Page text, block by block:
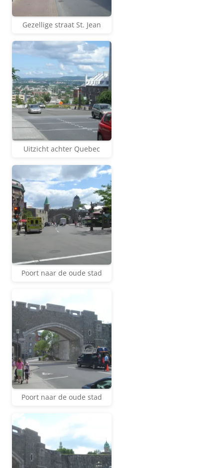
Gezellige straat St. Jean
Uitzicht achter Quebec
Poort naar de oude stad
Poort naar de oude stad